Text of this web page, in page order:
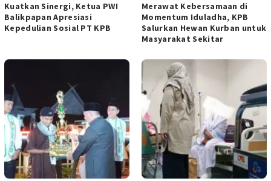
Kuatkan Sinergi, Ketua PWI
Balikpapan Apresiasi
Kepedulian Sosial PT KPB
Merawat Kebersamaan di
Momentum Iduladha, KPB
Salurkan Hewan Kurban untuk
Masyarakat Sekitar